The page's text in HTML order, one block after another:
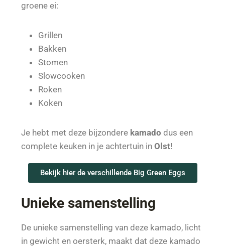
groene ei:
Grillen
Bakken
Stomen
Slowcooken
Roken
Koken
Je hebt met deze bijzondere kamado dus een
complete keuken in je achtertuin in Olst!
Bekijk hier de verschillende Big Green Eggs
Unieke samenstelling
De unieke samenstelling van deze kamado, licht
in gewicht en oersterk, maakt dat deze kamado